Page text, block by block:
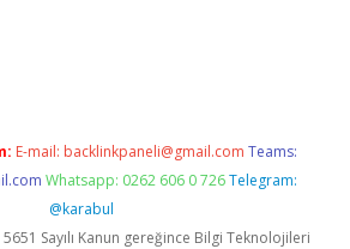
E-mail: backlinkpaneli@gmail.com Teams:
Whatsapp: 0262 606 0 726 Telegram:
@karabul
5651 Sayılı Kanun gereğince Bilgi Teknolojileri